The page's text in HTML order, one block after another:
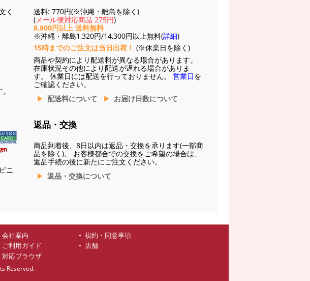
く
ニ
送料: 770円(※沖縄・離島を除く)
(メール便対応商品 275円)
8,800円以上 送料無料
※沖縄・離島1,320円/14,300円以上無料(詳細)
15時までのご注文は当日出荷！ (※休業日を除く)
商品や契約により配送料が異なる場合があります。
在庫状況その他により配送が遅れる場合がありま
す。 休業日には配送を行っておりません。 営業日を
ご確認ください。
配送料について
お届け日数について
返品・交換
商品到着後、8日以内は返品・交換を承ります(一部商
品を除く)。 お客様都合での交換をご希望の場合は、
返品手続の後に新たにご注文ください。
返品・交換について
会社案内
規約・同意事項
ご利用ガイド
店舗
対応ブラウザ
Reserved.